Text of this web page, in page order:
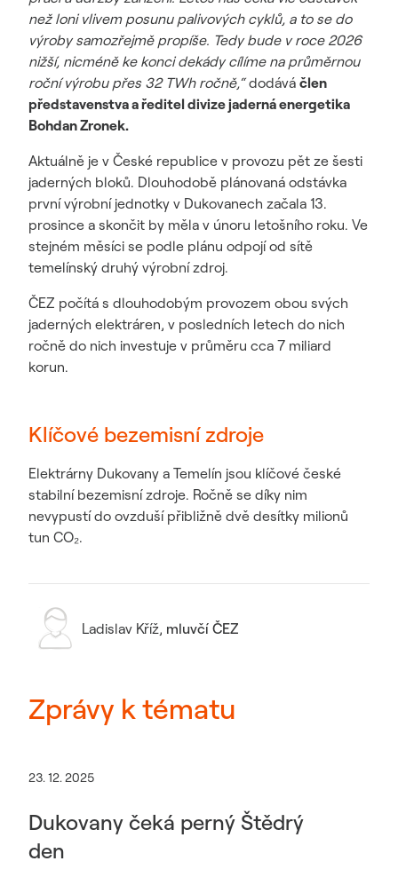
než loni vlivem posunu palivových cyklů, a to se do
výroby samozřejmě propíše. Tedy bude v roce 2026
nižší, nicméně ke konci dekády cílíme na průměrnou
roční výrobu přes 32 TWh ročně,“dodává člen
představenstva a ředitel divize jaderná energetika
Bohdan Zronek.
Aktuálně je v České republice v provozu pět ze šesti
jaderných bloků. Dlouhodobě plánovaná odstávka
první výrobní jednotky v Dukovanech začala 13.
prosince a skončit by měla v únoru letošního roku. Ve
stejném měsíci se podle plánu odpojí od sítě
temelínský druhý výrobní zdroj.
ČEZ počítá s dlouhodobým provozem obou svých
jaderných elektráren, v posledních letech do nich
ročně do nich investuje v průměru cca 7 miliard
korun.
Klíčové bezemisní zdroje
Elektrárny Dukovany a Temelín jsou klíčové české
stabilní bezemisní zdroje. Ročně se díky nim
nevypustí do ovzduší přibližně dvě desítky milionů
tun CO₂.
Ladislav Kříž, mluvčí ČEZ
Zprávy k tématu
23. 12. 2025
Dukovany čeká perný Štědrý
den